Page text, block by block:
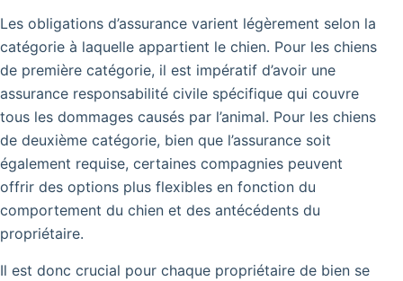
Les obligations d’assurance varient légèrement selon la
catégorie à laquelle appartient le chien. Pour les chiens
de première catégorie, il est impératif d’avoir une
assurance responsabilité civile spécifique qui couvre
tous les dommages causés par l’animal. Pour les chiens
de deuxième catégorie, bien que l’assurance soit
également requise, certaines compagnies peuvent
offrir des options plus flexibles en fonction du
comportement du chien et des antécédents du
propriétaire.
Il est donc crucial pour chaque propriétaire de bien se